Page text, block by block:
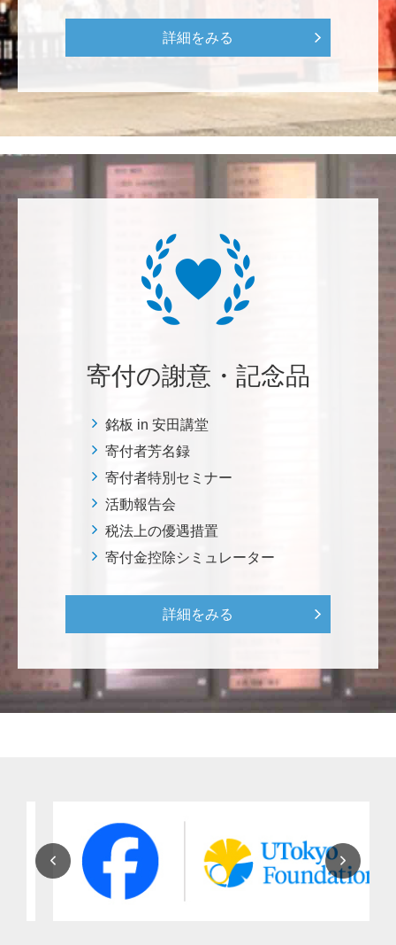
2026年大会お疲れ様です！ 全体で見ると色々事件が起
きた大会でしたが、無事に走り切れたとのことでおめ
リー支援基金>
経済学部の卒業生です。消費税や為替、金利政策な
ど、国民生活に直結する経済政策への関心と議論が高
まる中、専門的知見を分かりやすく伝え国民の理解向
上に貢献することこそ東大経済の社会的責務だと感
図書館の益々の充実とご発展を陰ながら応援しており
ます。 <東京大学附属図書館支援プロジェクト>
植物は、実は植物同士全世界の植物で繋がっている。
植物が未来に繋がっている。 地球や室内の空気清浄、
る。 植物、素晴らしい。 世界の学会でも、子供たち
にも、植物の素晴らしさ、凄さを伝えていってほし
い。 後世、子供たちにも、３千年後も
********
美味しいお寿司、刺身、美味しい魚、美味しい日本
荒木 雅子
イタリアと日本が協力して頑張っている壮大な発掘調
査プロジェクト。 歴史的な発見があることを期待しま
す。募金することにより、私自身も参加しているよう
詳細をみる
寄付の謝意・記念品
銘板 in 安田講堂
寄付者芳名録
寄付者特別セミナー
活動報告会
税法上の優遇措置
寄付金控除シミュレーター
詳細をみる